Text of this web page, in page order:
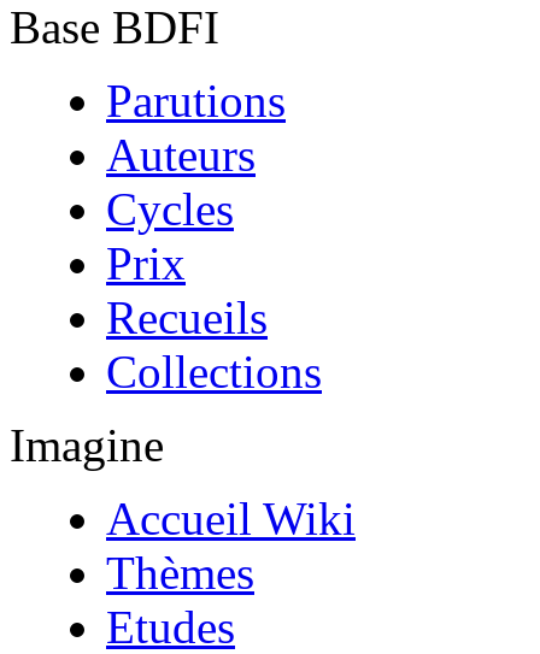
Base BDFI
Parutions
Auteurs
Cycles
Prix
Recueils
Collections
Imagine
Accueil Wiki
Thèmes
Etudes